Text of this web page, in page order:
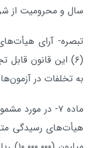
سال و محرومیت از
تبصره- آرای
(۶) این قانون
به تخلفات در